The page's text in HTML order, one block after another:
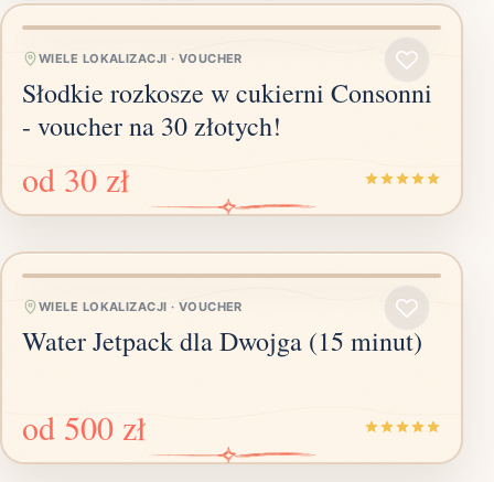
WIELE LOKALIZACJI · VOUCHER
Słodkie rozkosze w cukierni Consonni
- voucher na 30 złotych!
od 30 zł
WIELE LOKALIZACJI · VOUCHER
Water Jetpack dla Dwojga (15 minut)
od 500 zł